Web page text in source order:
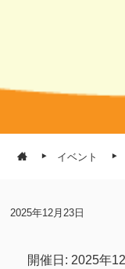
イベント
2025年12月23日
開催日: 2025年